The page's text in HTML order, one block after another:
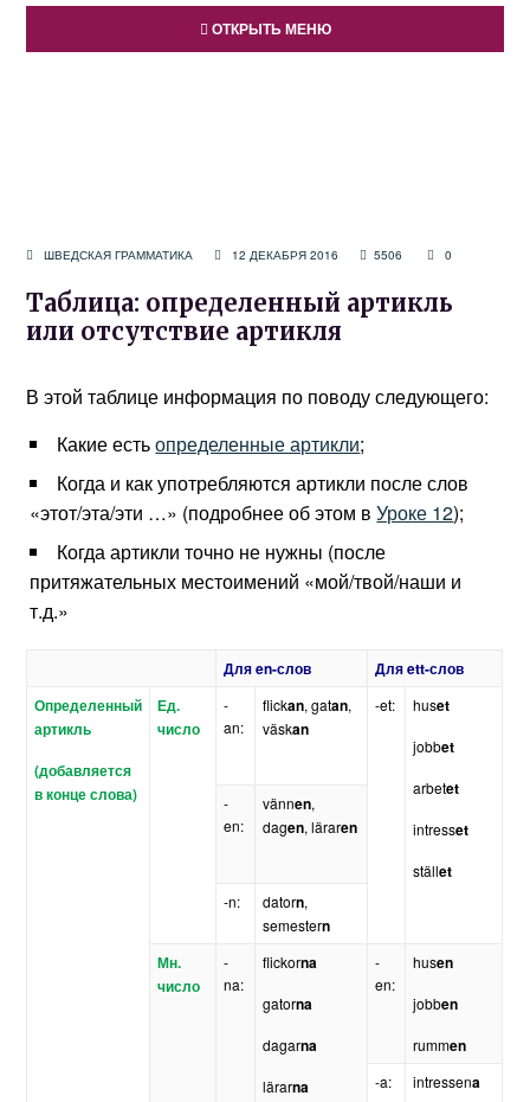
ОТКРЫТЬ МЕНЮ
ШВЕДСКАЯ ГРАММАТИКА 12 ДЕКАБРЯ 2016 5506 0
Таблица: определенный артикль
или отсутствие артикля
В этой таблице информация по поводу следующего:
Какие естьопределенные артикли;
Когда и как употребляются артикли после слов
«этот/эта/эти …» (подробнее об этом вУроке 12);
Когда артикли точно не нужны (после
притяжательных местоимений «мой/твой/наши и
т.д.»
Дляen-слов Дляett-слов
Определенный
артикль
(добавляется
в конце слова)
Ед.
число
-
an:
flickan, gatan,
väskan
-et: huset
jobbet
arbetet
intresset
stället
-
en:
vännen,
dagen, läraren
-n: datorn,
semestern
Мн.
число
-
na:
flickorna
gatorna
dagarna
lärarna
-
en:
husen
jobben
rummen
-a: intressena